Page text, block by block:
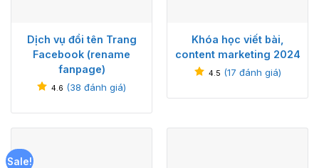
Dịch vụ đổi tên Trang
Facebook (rename
fanpage)
4.6 (38 đánh giá)
Khóa học viết bài,
content marketing 2024
4.5 (17 đánh giá)
Sale!